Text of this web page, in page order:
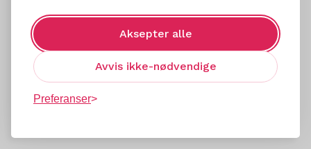
Aksepter alle
Avvis ikke-nødvendige
Preferanser